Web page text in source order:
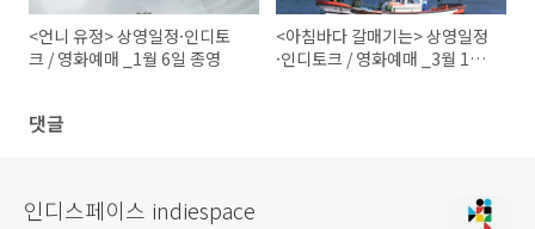
<언니 유정> 상영일정·인디토
크 / 영화예매 _1월 6일 종영
<아침바다 갈매기는> 상영일정
·인디토크 / 영화예매 _3월 16
댓글
인디스페이스 indiespace